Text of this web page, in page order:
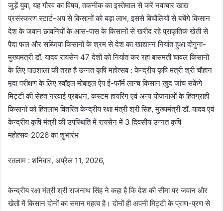
जुड़ें युवा, यह गौरव का विषय, तकनीक का इस्तेमाल से करें नवाचार खाद्य
प्रसंस्करण स्टार्ट-अप से किसानों को बड़ा लाभ, इससे बिचौलियों से बचेंगे किसान
देश के जवान छावनियों के आस-पास के किसानों से खरीद रहे प्राकृतिक खेती से
पैदा फल और सब्जियां किसानों के श्रम से देश का खाद्यान्न निर्यात हुआ दोगुना-
मुख्यमंत्री डॉ. यादव रायसेन 47 देशों को निर्यात कर रहा बासमती चावल किसानों
के लिए पाठशाला की तरह है उन्नत कृषि महोत्सव : केन्द्रीय कृषि मंत्री श्री चौहान
मृदा परीक्षण के लिए स्वॉइल मोबाइल ऐप ई-फॉर्म लान्च किसान खुद जांच सकेंगे
मिट्टी की सेहत नरवाई प्रबंधन, कस्टम हायरिंग एवं अन्य योजनाओं के हितग्राही
किसानों को हितलाभ वितरित केन्द्रीय रक्षा मंत्री श्री सिंह, मुख्यमंत्री डॉ. यादव एवं
केन्द्रीय कृषि मंत्री की उपस्थिति में रायसेन में 3 दिवसीय उन्नत कृषि
महोत्सव-2026 का शुभारंभ
रतलाम : शनिवार, अप्रैल 11, 2026,
केन्द्रीय रक्षा मंत्री श्री राजनाथ सिंह ने कहा है कि देश की सीमा पर जवान और
खेतों में किसान दोनों का समान महत्व है। दोनों ही अपनी मिट्टी के प्राण-प्रण से